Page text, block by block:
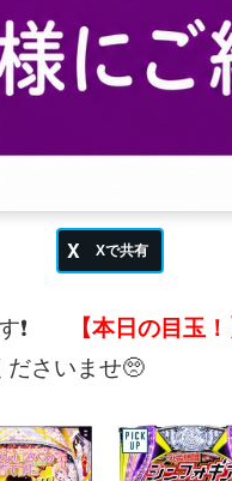
❗ 【本日の目玉！
ださいませ🥺